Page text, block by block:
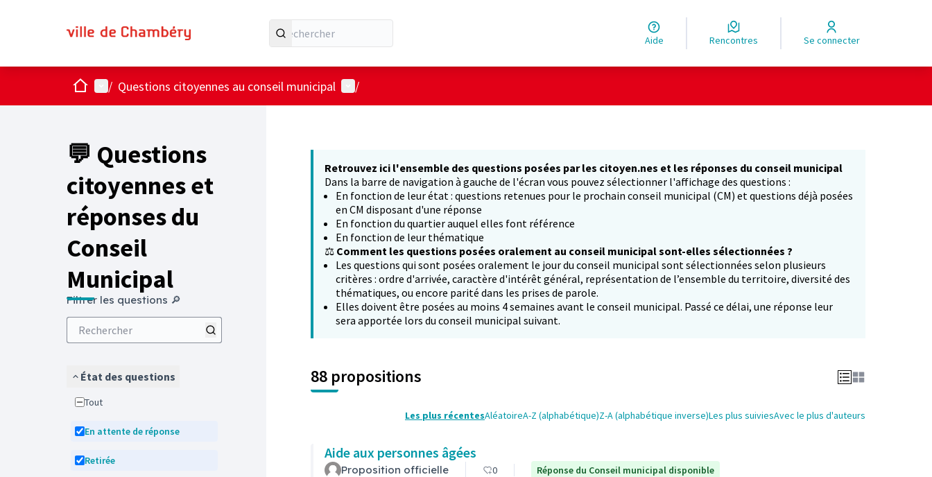
Aide Rencontres Se connecter
AccueilMenu principal
/ Questions citoyennes au conseil municipal Menu utilisateur
/
💬 Questions
citoyennes et
réponses du
Conseil
Municipal
Filtrer les questions 🔎
État des questions
Tout
En attente de réponse
Retirée
Retrouvez ici l'ensemble des questions posées par les citoyen.nes et les réponses du conseil municipal
Dans la barre de navigation à gauche de l'écran vous pouvez sélectionner l'affichage des questions :
En fonction de leur état : questions retenues pour le prochain conseil municipal (CM) et questions déjà posées
en CM disposant d'une réponse
En fonction du quartier auquel elles font référence
En fonction de leur thématique
⚖️ Comment les questions posées oralement au conseil municipal sont-elles sélectionnées ?
Les questions qui sont posées oralement le jour du conseil municipal sont sélectionnées selon plusieurs
critères : ordre d'arrivée, caractère d'intérêt général, représentation de l’ensemble du territoire, diversité des
thématiques, ou encore parité dans les prises de parole.
Elles doivent être posées au moins 4 semaines avant le conseil municipal. Passé ce délai, une réponse leur
sera apportée lors du conseil municipal suivant.
88 propositions
Les plus récentesAléatoireA-Z (alphabétique)Z-A (alphabétique inverse)Les plus suiviesAvec le plus d'auteurs
Aide aux personnes âgées
Proposition officielle 0 Réponse du Conseil municipal disponible